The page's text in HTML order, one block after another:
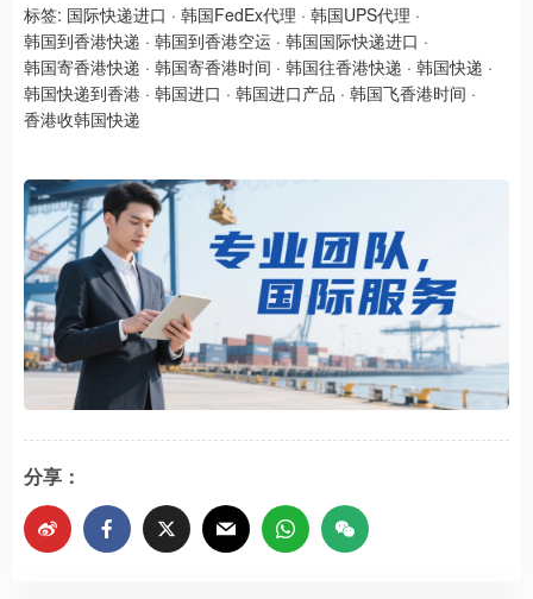
标签: 国际快递进口 · 韩国FedEx代理 · 韩国UPS代理 ·
韩国到香港快递 · 韩国到香港空运 · 韩国国际快递进口 ·
韩国寄香港快递 · 韩国寄香港时间 · 韩国往香港快递 · 韩国快递 ·
韩国快递到香港 · 韩国进口 · 韩国进口产品 · 韩国飞香港时间 ·
香港收韩国快递
分享：